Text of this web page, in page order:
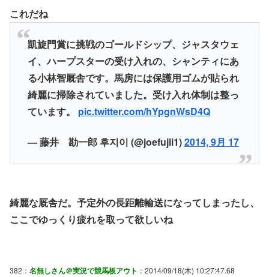
これだね
凱旋門賞に挑戦のゴールドシップ、ジャスタウェ
イ、ハープスターの受け入れの、シャンティにあ
る小林智厩舎です。馬房には保護用ゴムが貼られ
綺麗に掃除されていました。受け入れ体制は整っ
ています。 pic.twitter.com/hYpgnWsD4Q
— 藤井 勘一郎 후지이 (@joefujii1)2014, 9月 17
綺麗な厩舎だ。予定外の長距離輸送になってしまったし、
ここでゆっくり疲れを取って欲しいね
382： 名無しさん＠実況で競馬板アウト ：2014/09/18(木) 10:27:47.68